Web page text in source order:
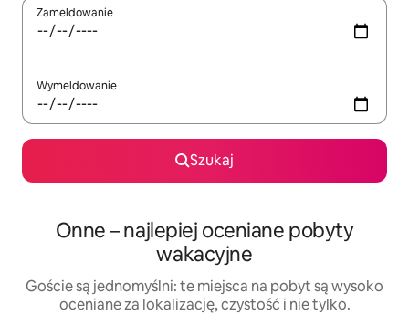
Zameldowanie
Wymeldowanie
Szukaj
Onne – najlepiej oceniane pobyty
wakacyjne
Goście są jednomyślni: te miejsca na pobyt są wysoko
oceniane za lokalizację, czystość i nie tylko.